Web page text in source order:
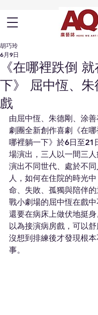
《在哪裡跌倒
下》 屈中恆、
戲
胡巧玲
6月9日
由屈中恆、朱德剛、涂
劇團全新創作喜劇《在
哪裡躺一下》於6日至21
場演出，三人以一間三人
演出不同世代、處於不
人，如何在住院的時光
命、失敗、孤獨與陪伴
戰小劇場的屈中恆在戲中
還要在病床上做伏地挺
以為接演病房戲，可以舒
沒想到排練後才發現根
事。